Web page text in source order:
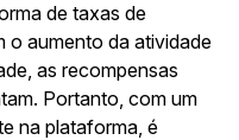
de taxas de
o aumento da atividade
as recompensas
Portanto, com um
na plataforma, é